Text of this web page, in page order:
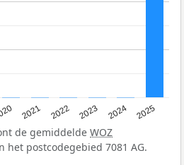
2021 2022 2023 2024 2025
de gemiddelde WOZ
postcodegebied 7081 AG.